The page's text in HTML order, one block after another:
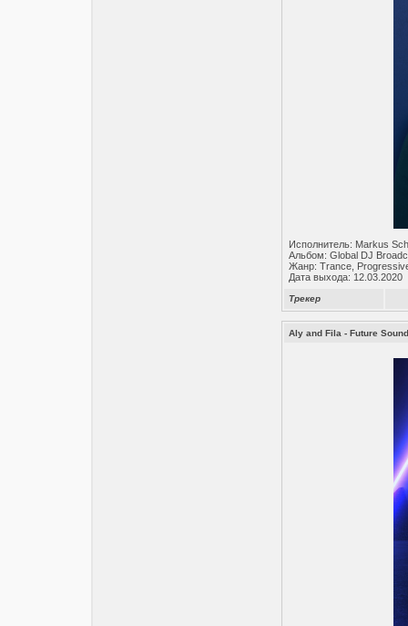
Исполнитель: Markus
Альбом: Global DJ
Жанр: Trance,
Дата выхода: 12.03.2020
Трекер
Aly and Fila - Future